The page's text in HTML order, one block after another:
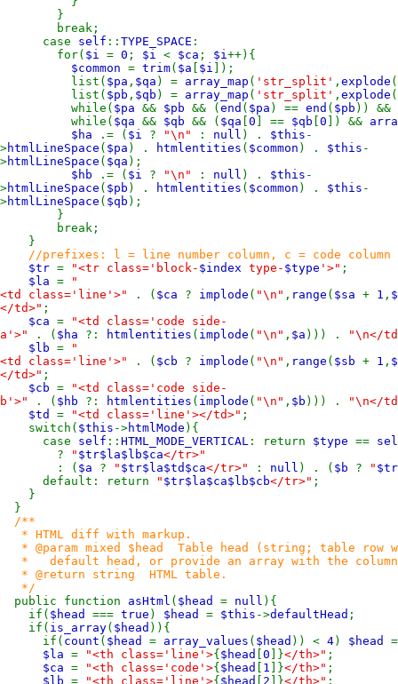
}
break;
case self :: TYPE_SPACE :
for( $i = 0 ; $i < $ca ; $i ++){
$common = trim( $a [ $i ]);
list( $pa , $qa ) = array_map ( 'str_split' , explode (
list( $pb , $qb ) = array_map ( 'str_split' , explode (
while( $pa && $pb && (end ( $pa ) == end ( $pb )) &&
while( $qa && $qb && ( $qa [0 ] == $qb [0 ]) &&
$ha
.= ( $i ? "\n" : null ) . $this -
>htmlLineSpace ( $pa ) . htmlentities ( $common ) . $this -
>htmlLineSpace ( $qa );
$hb
.= ( $i ? "\n" : null ) . $this -
>htmlLineSpace ( $pb ) . htmlentities ( $common ) . $this -
>htmlLineSpace ( $qb );
}
break;
}
//prefixes: l = line number column, c = code column
$tr = "<tr class='block- $index type- $type '>" ;
$la =
"
<td class='line'>"
. ( $ca ? implode ( "\n" , range ( $sa + 1 ,
</td>" ;
$ca =
"<td class='code side-
a'>"
. ( $ha ?: htmlentities ( implode ( "\n" , $a ))) .
"\n</
$lb =
"
<td class='line'>"
. ( $cb ? implode ( "\n" , range ( $sb + 1 ,
</td>" ;
$cb =
"<td class='code side-
b'>"
. ( $hb ?: htmlentities ( implode ( "\n" , $b ))) .
"\n</
$td = "<td class='line'></td>" ;
switch( $this ->htmlMode ){
case self :: HTML_MODE_VERTICAL : return $type ==
?
" $tr$la$lb$ca</tr>"
: ( $a ? " $tr$la$td$ca</tr>" : null ) . ( $b ? "
default: return
" $tr$la$ca$lb$cb</tr>" ;
}
}
/**
* HTML diff with markup.
* @param mixed $head Table head (string; table
* default head, or provide an array with the column
* @return string HTML table.
*/
public function asHtml ( $head = null ){
if( $head === true ) $head = $this ->defaultHead ;
if( is_array( $head )){
if( count ( $head = array_values ( $head )) < 4) $head
$la = "<th class='line'>{$head [0 ]}</th>" ;
$ca = "<th class='code'>{$head [ 1 ]}</th>" ;
$lb = "<th class='line'>{$head [ 2 ]}</th>" ;